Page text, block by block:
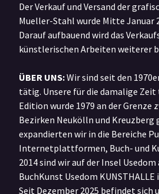
Der Verkauf und Versand der
Mueller-Stahl wurde Mitte Januar
Darauf aufbauend wird das
künstlerischen Arbeiten weiterer
ÜBER UNS:Wir sind seit den
tätig. Unsere für die damalige Zeit
Edition wurde 1979 an der Grenze
Bezirken Neukölln und Kreuzberg
expandierten wir in die Bereiche
Internetplattformen, Buch- und
2014 sind wir auf der Insel
BuchKunst Usedom
Seit Dezember 2025 befindet sich